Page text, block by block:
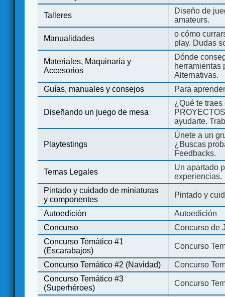
Talleres
Diseño de
amateurs.
Manualidades
o cómo
play. Dudas
Materiales, Maquinaria y
Accesorios
Dónde
herramientas
Alternativas.
Guías, manuales y consejos
Para
Diseñando un juego de mesa
¿Qué te
ayudarte.
Playtestings
Únete a un
¿Buscas
Feedbacks.
Temas Legales
Un apartado
experiencias.
Pintado y cuidado de miniaturas
y componentes
Pintado y
Autoedición
Autoedición
Concurso
Concurso de
Concurso Temático #1
(Escarabajos)
Concurso
Concurso Temático #2 (Navidad)
Concurso
Concurso Temático #3
(Superhéroes)
Concurso